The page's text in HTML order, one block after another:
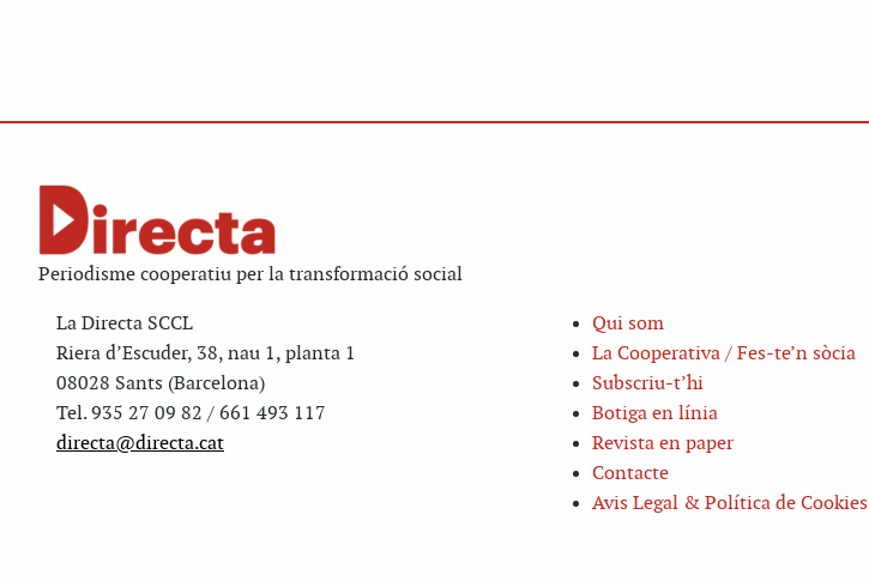
Periodisme cooperatiu per la transformació social
La Directa SCCL
Riera d’Escuder, 38, nau 1, planta 1
08028 Sants (Barcelona)
Tel. 935 27 09 82 / 661 493 117
directa@directa.cat
Qui som
La Cooperativa / Fes-te’n sòcia
Subscriu-t’hi
Botiga en línia
Revista en paper
Contacte
Avis Legal & Política de Cookies